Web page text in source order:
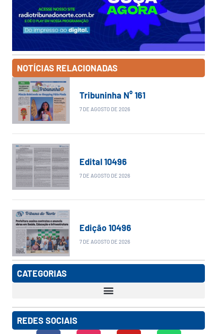
NOTÍCIAS RELACIONADAS
Tribuninha N° 161
7 DE AGOSTO DE 2026
Edital 10496
7 DE AGOSTO DE 2026
Edição 10496
7 DE AGOSTO DE 2026
CATEGORIAS
REDES SOCIAIS